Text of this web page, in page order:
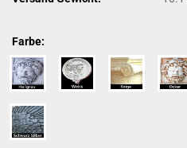
Farbe: